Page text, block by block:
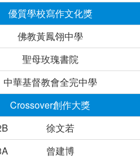
優質學校寫作文化獎
佛教黃鳳翎中學
聖母玫瑰書院
中華基督教會全完中學
Crossover創作大獎
徐文若
曾建博